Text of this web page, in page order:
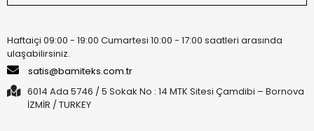
Haftaiçi 09:00 - 19:00 Cumartesi 10:00 - 17:00 saatleri arasında
ulaşabilirsiniz.
satis@bamiteks.com.tr
6014 Ada 5746 / 5 Sokak No : 14 MTK Sitesi Çamdibi – Bornova
İZMİR / TURKEY